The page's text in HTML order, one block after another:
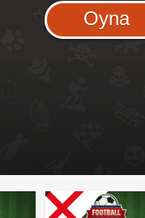
Oyna